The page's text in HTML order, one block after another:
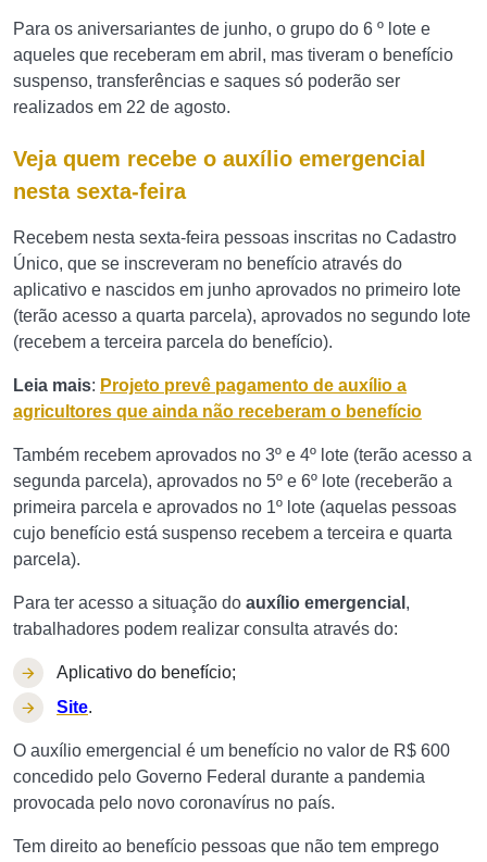
Para os aniversariantes de junho, o grupo do 6 º lote e
aqueles que receberam em abril, mas tiveram o benefício
suspenso, transferências e saques só poderão ser
realizados em 22 de agosto.
Veja quem recebe o auxílio emergencial
nesta sexta-feira
Recebem nesta sexta-feira pessoas inscritas no Cadastro
Único, que se inscreveram no benefício através do
aplicativo e nascidos em junho aprovados no primeiro lote
(terão acesso a quarta parcela), aprovados no segundo lote
(recebem a terceira parcela do benefício).
Leia mais: Projeto prevê pagamento de auxílio a
agricultores que ainda não receberam o benefício
Também recebem aprovados no 3º e 4º lote (terão acesso a
segunda parcela), aprovados no 5º e 6º lote (receberão a
primeira parcela e aprovados no 1º lote (aquelas pessoas
cujo benefício está suspenso recebem a terceira e quarta
parcela).
Para ter acesso a situação do auxílio emergencial ,
trabalhadores podem realizar consulta através do:
Aplicativo do benefício;
Site.
O auxílio emergencial é um benefício no valor de R$ 600
concedido pelo Governo Federal durante a pandemia
provocada pelo novo coronavírus no país.
Tem direito ao benefício pessoas que não tem emprego